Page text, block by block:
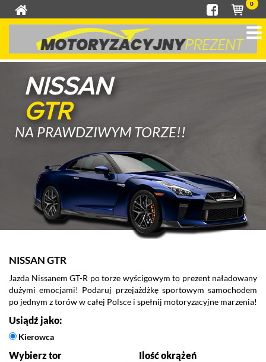
0
NISSAN
GTR
NA PRAWDZIWYM TORZE!!
NISSAN GTR
Jazda Nissanem GT-R po torze wyścigowym to prezent naładowany
dużymi emocjami! Podaruj przejażdżkę sportowym samochodem
po jednym z torów w całej Polsce i spełnij motoryzacyjne marzenia!
Usiądź jako:
Kierowca
Wybierz tor Ilość okrążeń